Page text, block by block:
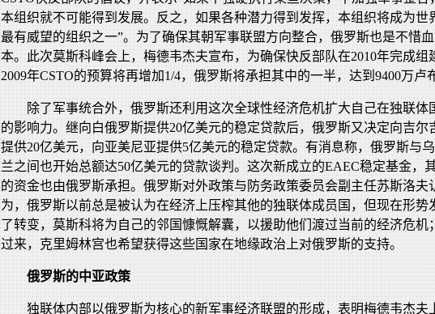
本组织就不可能得到发展。反之，如果各种潜力得到发挥，本组织将成为世
最有威望的组织之一”。为了确保其朝军事联盟方向整合，俄罗斯也是不惜血
本。此次莫斯科峰会上，梅德韦杰夫宣布，为确保快反部队在2010年完成组
2009年CSTO的预算将再增加1/4，俄罗斯将承担其中的一半，达到9400万卢
除了军事统合外，俄罗斯还利用这次全球性经济危机扩大自己在独联体
的影响力。继向白俄罗斯提供20亿美元的稳定贷款后，俄罗斯又决定向吉尔
提供20亿美元，向亚美尼亚提供5亿美元的稳定贷款。有消息称，俄罗斯与
兰之间也开始总额达50亿美元的贷款谈判。这次新成立的EAEC稳定基金，
的资金也由俄罗斯承担。俄罗斯对外政策与防务政策委员会副主任苏斯洛夫
为，俄罗斯以前总是被认为在经济上压榨其他的独联体成员国，但现在形势
了转变，莫斯科将为自己的邻国慷慨解囊，以援助他们渡过当前的经济危机
过来，克里姆林宫也希望获得这些国家在地缘政治上对俄罗斯的支持。
俄罗斯的中亚政策
独联体内部以俄罗斯为核心的新军事经济联盟的形成，表明梅德韦杰夫